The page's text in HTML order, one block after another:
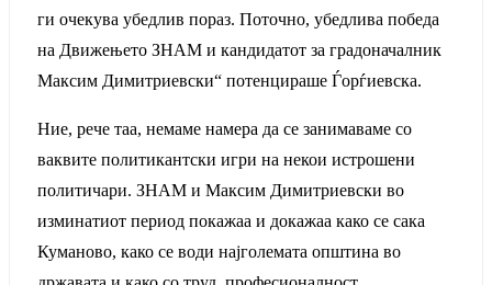
ги очекува убедлив пораз. Поточно, убедлива победа
на Движењето ЗНАМ и кандидатот за градоначалник
Максим Димитриевски“ потенцираше Ѓорѓиевска.
Ние, рече таа, немаме намера да се занимаваме со
ваквите политикантски игри на некои истрошени
политичари. ЗНАМ и Максим Димитриевски во
изминатиот период покажаа и докажаа како се сака
Куманово, како се води најголемата општина во